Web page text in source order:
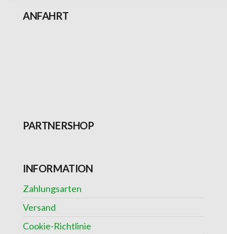
ANFAHRT
PARTNERSHOP
INFORMATION
Zahlungsarten
Versand
Cookie-Richtlinie